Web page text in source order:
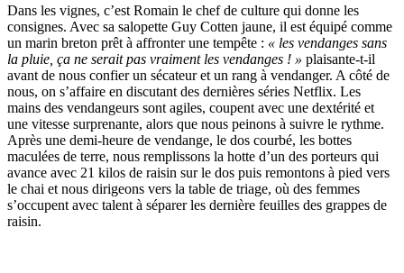
Dans les vignes, c’est Romain le chef de culture qui donne les
consignes. Avec sa salopette Guy Cotten jaune, il est équipé comme
un marin breton prêt à affronter une tempête : « les vendanges sans
la pluie, ça ne serait pas vraiment les vendanges ! » plaisante-t-il
avant de nous confier un sécateur et un rang à vendanger. A côté de
nous, on s’affaire en discutant des dernières séries Netflix. Les
mains des vendangeurs sont agiles, coupent avec une dextérité et
une vitesse surprenante, alors que nous peinons à suivre le rythme.
Après une demi-heure de vendange, le dos courbé, les bottes
maculées de terre, nous remplissons la hotte d’un des porteurs qui
avance avec 21 kilos de raisin sur le dos puis remontons à pied vers
le chai et nous dirigeons vers la table de triage, où des femmes
s’occupent avec talent à séparer les dernière feuilles des grappes de
raisin.